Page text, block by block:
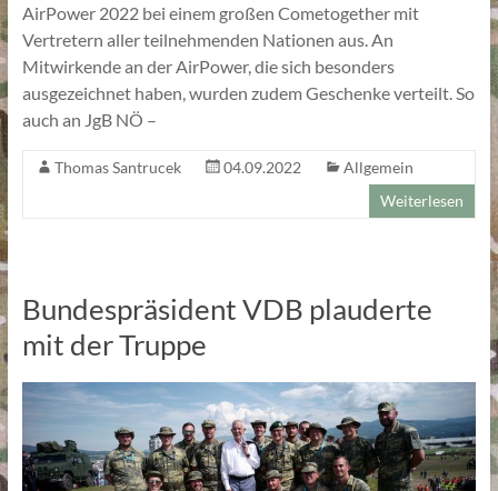
AirPower 2022 bei einem großen Cometogether mit
Vertretern aller teilnehmenden Nationen aus. An
Mitwirkende an der AirPower, die sich besonders
ausgezeichnet haben, wurden zudem Geschenke verteilt. So
auch an JgB NÖ –
Thomas Santrucek 04.09.2022
Allgemein
Weiterlesen
Bundespräsident VDB plauderte
mit der Truppe